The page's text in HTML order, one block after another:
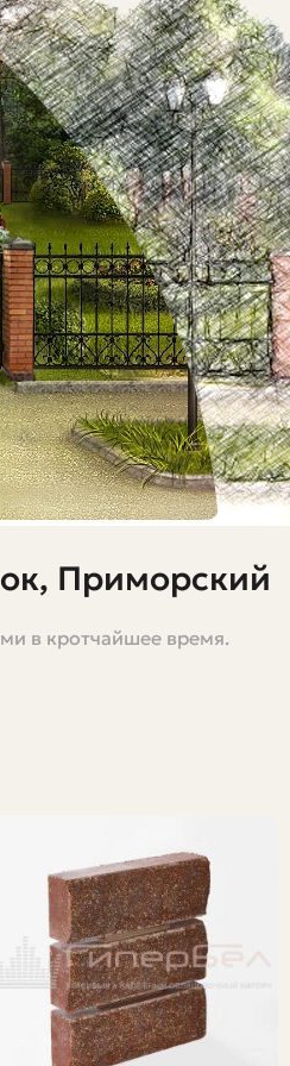
Приморский
сочетает в себе
почему он подходит для
витрины магазина и не
В отличие от
плотную структуру.
и прессования можно
в кротчайшее время.